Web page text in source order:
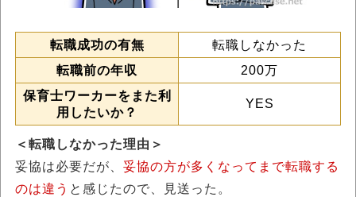
転職成功の有無
転職しなかった
転職前の年収
200万
保育士ワーカーをまた利
用したいか？
YES
＜転職しなかった理由＞
妥協は必要だが、 妥協の方が多くなってまで転職する
のは違う と感じたので、見送った。